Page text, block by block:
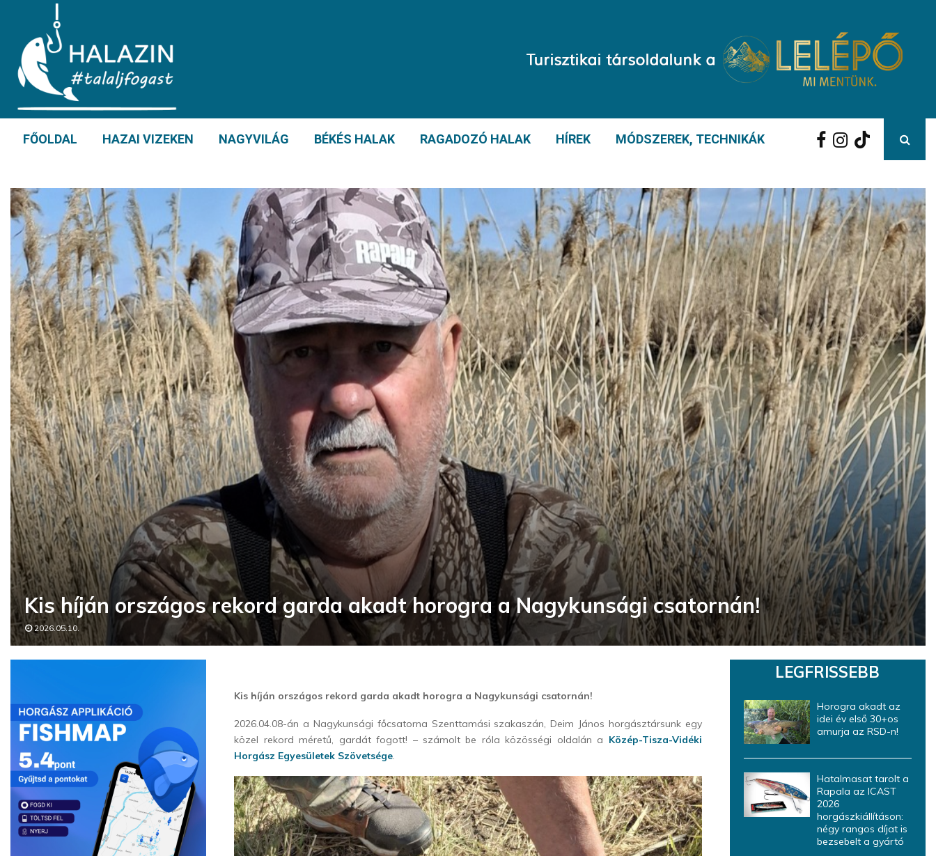
FŐOLDAL HAZAI VIZEKEN NAGYVILÁG BÉKÉS HALAK RAGADOZÓ HALAK HÍREK MÓDSZEREK, TECHNIKÁK
Kis híján országos rekord garda akadt horogra a Nagykunsági csatornán!
2026.05.10.
Kis híján országos rekord garda akadt horogra a Nagykunsági csatornán!
2026.04.08-án a Nagykunsági főcsatorna Szenttamási szakaszán, Deim János horgásztársunk egy
közel rekord méretű, gardát fogott! – számolt be róla közösségi oldalán a Közép-Tisza-Vidéki
Horgász Egyesületek Szövetsége.
LEGFRISSEBB
Horogra akadt az
idei év első 30+os
amurja az RSD-n!
Hatalmasat tarolt a
Rapala az ICAST
2026
horgászkiállításon:
négy rangos díjat is
bezsebelt a gyártó